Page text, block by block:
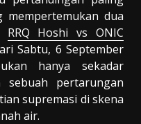
mempertemukan dua
RRQ Hoshi vs ONIC
Sabtu, 6 September
hanya sekadar
sebuah pertarungan
supremasi di skena
air.